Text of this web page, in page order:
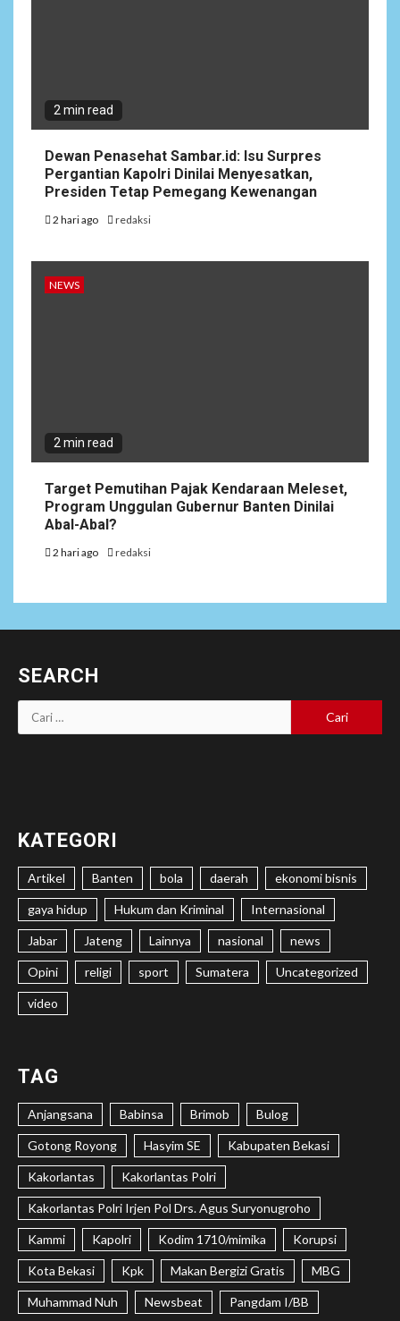
2 min read
Dewan Penasehat Sambar.id: Isu Surpres
Pergantian Kapolri Dinilai Menyesatkan,
Presiden Tetap Pemegang Kewenangan
2 hari ago redaksi
NEWS
2 min read
Target Pemutihan Pajak Kendaraan Meleset,
Program Unggulan Gubernur Banten Dinilai
Abal-Abal?
2 hari ago redaksi
SEARCH
Cari
untuk:
KATEGORI
Artikel Banten bola daerah ekonomi bisnis
gaya hidup Hukum dan Kriminal Internasional
Jabar Jateng Lainnya nasional news
Opini religi sport Sumatera Uncategorized
video
TAG
Anjangsana Babinsa Brimob Bulog
Gotong Royong Hasyim SE Kabupaten Bekasi
Kakorlantas Kakorlantas Polri
Kakorlantas Polri Irjen Pol Drs. Agus Suryonugroho
Kammi Kapolri Kodim 1710/mimika Korupsi
Kota Bekasi Kpk Makan Bergizi Gratis MBG
Muhammad Nuh Newsbeat Pangdam I/BB